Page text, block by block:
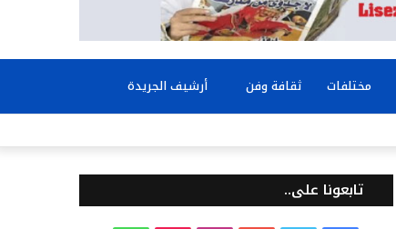
مختلفات ثقافة وفن أرشيف الجريدة
عن
تابعونا على..